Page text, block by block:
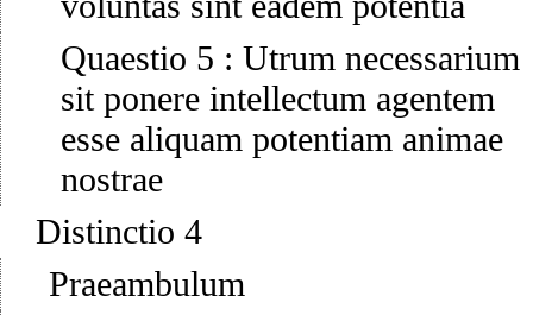
Quaestio 5 : Utrum necessarium
sit ponere intellectum agentem
esse aliquam potentiam animae
nostrae
Distinctio 4
Praeambulum